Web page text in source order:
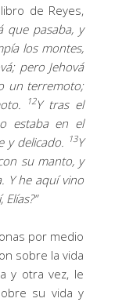
de Reyes,
que pasaba, y
los montes,
pero Jehová
un terremoto;
12Y tras el
estaba en el
y delicado.
13Y
su manto, y
Y he aquí vino
”
por medio
sobre la vida
y otra vez, le
su vida y